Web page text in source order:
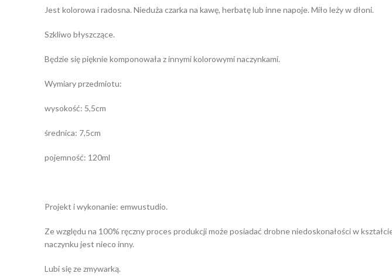
Jest kolorowa i radosna. Nieduża czarka na kawę, herbatę lub inne napoje. Miło leży w dłoni.
Szkliwo błyszczące.
Będzie się pięknie komponowała z innymi kolorowymi naczynkami.
Wymiary przedmiotu:
wysokość: 5,5cm
średnica: 7,5cm
pojemność: 120ml
Projekt i wykonanie: emwustudio.
Ze względu na 100% ręczny proces produkcji może posiadać drobne niedoskonałości w
naczynku jest nieco inny.
Lubi się ze zmywarką.